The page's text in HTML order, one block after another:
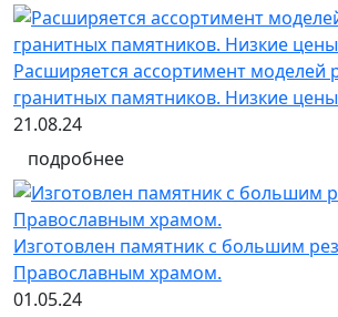
Расширяется ассортимент моделей
гранитных памятников. Низкие цены
21.08.24
подробнее
Изготовлен памятник с большим
Православным храмом.
01.05.24